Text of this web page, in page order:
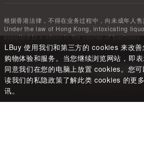
LBuy 使用我们和第三方的 cookies 来改善
购物体验和服务。当您继续浏览网站，即
同意我们在您的电脑上放置 cookies。您可
读我们的私隐政策了解此类 cookies 的更
讯。
根据香港法律，不得在业务过程中，向未成年人
Under the law of Hong Kong, intoxicating
supplied to a minor in the course of business.
Copyright ©2026LBUY @ 深圳市驿商科
Reserved.
粤ICP备2024310699号